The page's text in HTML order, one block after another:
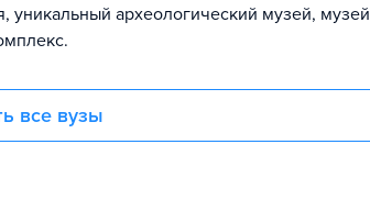
уникальный археологический музей, музей
все вузы